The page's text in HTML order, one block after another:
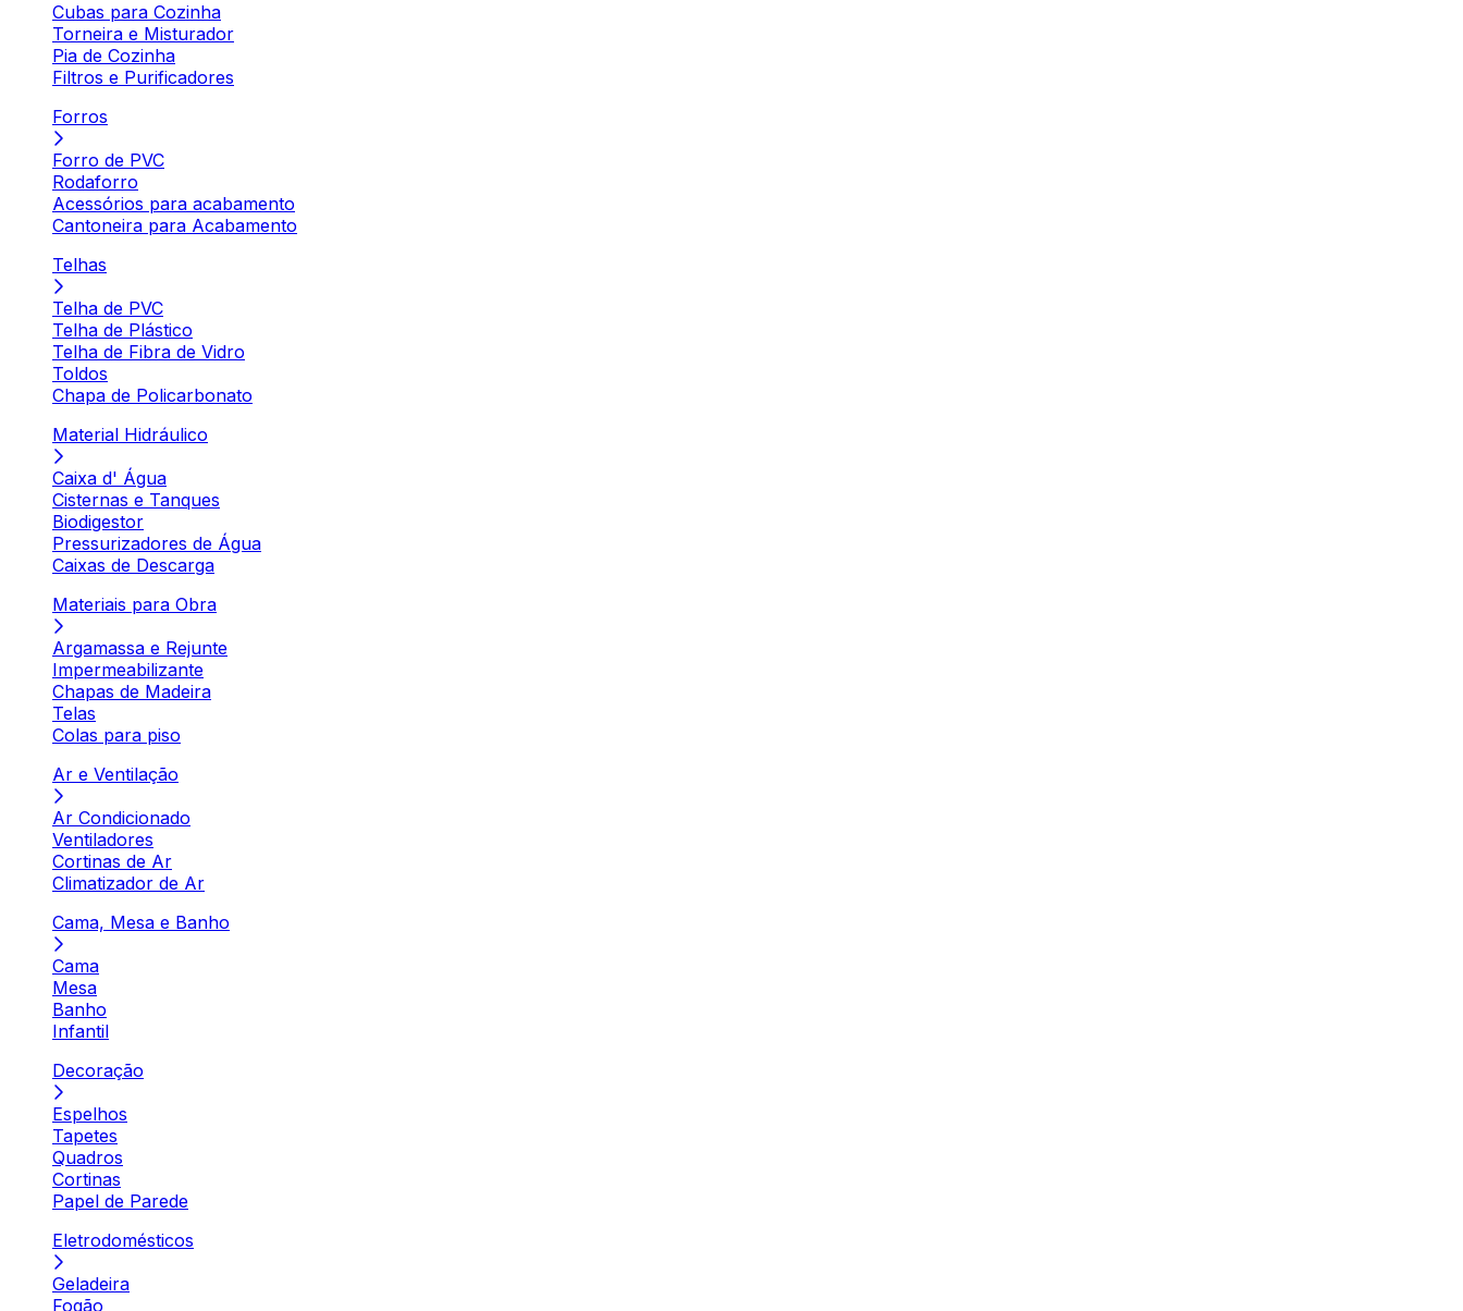
Cubas para Cozinha
Torneira e Misturador
Pia de Cozinha
Filtros e Purificadores
Forros
Forro de PVC
Rodaforro
Acessórios para acabamento
Cantoneira para Acabamento
Telhas
Telha de PVC
Telha de Plástico
Telha de Fibra de Vidro
Toldos
Chapa de Policarbonato
Material Hidráulico
Caixa d' Água
Cisternas e Tanques
Biodigestor
Pressurizadores de Água
Caixas de Descarga
Materiais para Obra
Argamassa e Rejunte
Impermeabilizante
Chapas de Madeira
Telas
Colas para piso
Ar e Ventilação
Ar Condicionado
Ventiladores
Cortinas de Ar
Climatizador de Ar
Cama, Mesa e Banho
Cama
Mesa
Banho
Infantil
Decoração
Espelhos
Tapetes
Quadros
Cortinas
Papel de Parede
Eletrodomésticos
Geladeira
Fogão